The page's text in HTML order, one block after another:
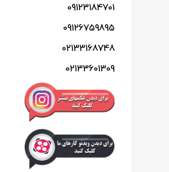
09123184701
09126759895
02133168748
02133601309